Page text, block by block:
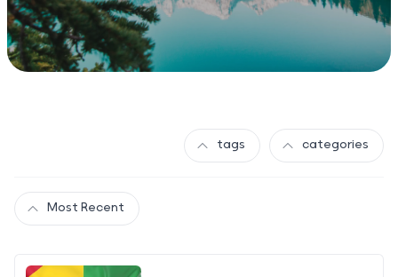
categories
tags
Most Recent